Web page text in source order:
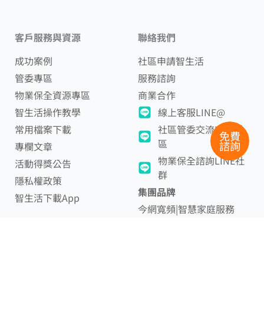
免費
諮詢
客戶服務與資源
成功案例
管委專區
物業保全資源專區
智生活操作教學
常用檔案下載
專欄文章
活動得獎公告
隱私權政策
智生活下載App
聯絡我們
社區申請智生活
服務諮詢
商業合作
線上客服LINE@
社區管委交流LINE社
區
物業保全諮詢LINE社
群
集團品牌
今網寬頻|智慧家庭服務